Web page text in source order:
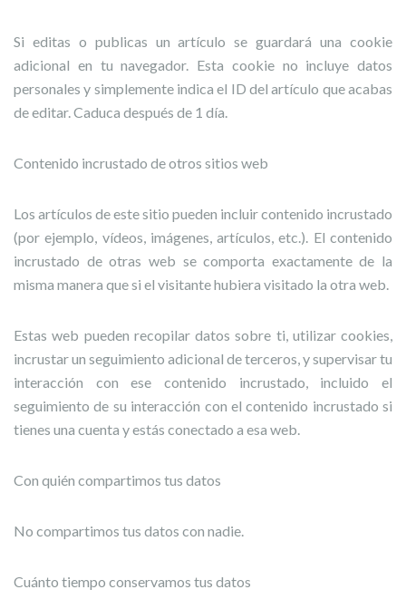
Si editas o publicas un artículo se guardará una cookie
adicional en tu navegador. Esta cookie no incluye datos
personales y simplemente indica el ID del artículo que acabas
de editar. Caduca después de 1 día.
Contenido incrustado de otros sitios web
Los artículos de este sitio pueden incluir contenido incrustado
(por ejemplo, vídeos, imágenes, artículos, etc.). El contenido
incrustado de otras web se comporta exactamente de la
misma manera que si el visitante hubiera visitado la otra web.
Estas web pueden recopilar datos sobre ti, utilizar cookies,
incrustar un seguimiento adicional de terceros, y supervisar tu
interacción con ese contenido incrustado, incluido el
seguimiento de su interacción con el contenido incrustado si
tienes una cuenta y estás conectado a esa web.
Con quién compartimos tus datos
No compartimos tus datos con nadie.
Cuánto tiempo conservamos tus datos